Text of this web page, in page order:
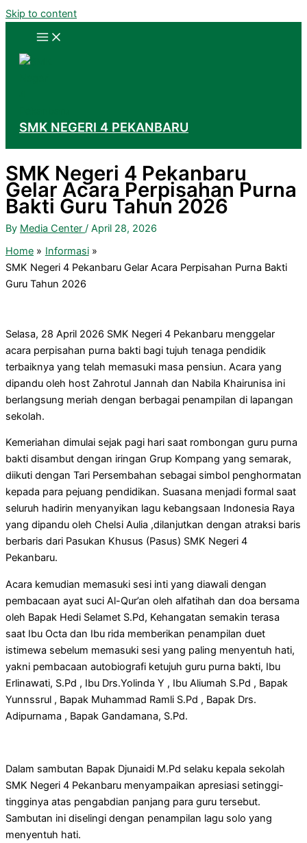
Skip to content
SMK NEGERI 4 PEKANBARU
SMK Negeri 4 Pekanbaru
Gelar Acara Perpisahan Purna
Bakti Guru Tahun 2026
By Media Center / April 28, 2026
Home
Informasi
SMK Negeri 4 Pekanbaru Gelar Acara Perpisahan Purna Bakti
Guru Tahun 2026
Selasa, 28 April 2026 SMK Negeri 4 Pekanbaru menggelar
acara perpisahan purna bakti bagi tujuh tenaga pendidik
terbaiknya yang telah memasuki masa pensiun. Acara yang
dipandu oleh host Zahrotul Jannah dan Nabila Khairunisa ini
berlangsung meriah dengan berbagai penampilan di lapangan
sekolah.
Kemeriahan dimulai sejak pagi hari saat rombongan guru purna
bakti disambut dengan iringan Grup Kompang yang semarak,
diikuti dengan Tari Persembahan sebagai simbol penghormatan
kepada para pejuang pendidikan. Suasana menjadi formal saat
seluruh hadirin menyanyikan lagu kebangsaan Indonesia Raya
yang dipandu oleh Chelsi Aulia ,dilanjutkan dengan atraksi baris
berbaris dari Pasukan Khusus (Pasus) SMK Negeri 4
Pekanbaru.
Acara kemudian memasuki sesi inti yang diawali dengan
pembacaan ayat suci Al-Qur’an oleh alfatihah dan doa bersama
oleh Bapak Hedi Selamet S.Pd, Kehangatan semakin terasa
saat Ibu Octa dan Ibu rida memberikan penampilan duet
istimewa sebelum memasuki sesi yang paling menyentuh hati,
yakni pembacaan autobiografi ketujuh guru purna bakti, Ibu
Erlinawati, S.Pd , Ibu Drs.Yolinda Y , Ibu Aliumah S.Pd , Bapak
Yunnssrul , Bapak Muhammad Ramli S.Pd , Bapak Drs.
Adipurnama , Bapak Gandamana, S.Pd.
Dalam sambutan Bapak Djunaidi M.Pd selaku kepala sekolah
SMK Negeri 4 Pekanbaru menyampaikan apresiasi setinggi-
tingginya atas pengabdian panjang para guru tersebut.
Sambutan ini diselingi dengan penampilan lagu solo yang
menyentuh hati.